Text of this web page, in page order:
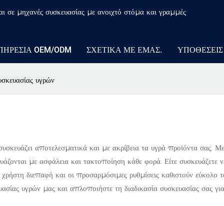
σε μηχανές συσκευασίας με ανοιχτό στόμα και γραμμές
OEM/ODM ΣΧΕΤΙΚΆ ΜΕ ΕΜΆΣ. ΥΠΟΘΈΣΕΙΣ
υγρών
συσκευάζει αποτελεσματικά και με ακρίβεια τα υγρά προϊόντα σας.
με ασφάλεια και τακτοποίηση κάθε φορά. Είτε
διεπαφή και οι προσαρμόσιμες ρυθμίσεις καθιστούν
υγρών μας και απλοποιήστε τη διαδικασία συσκευασίας σας